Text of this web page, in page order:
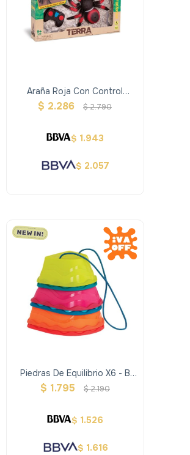
Araña Roja Con Control
Remoto Terra
$ 2.286 $2.790
$ 1.943
$ 2.057
Piedras De Equilibrio X6 - B
Toys
$ 1.795 $2.190
$ 1.526
$ 1.616